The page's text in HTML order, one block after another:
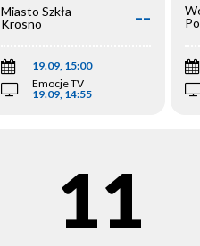
Miasto Szkła
Krosno
--
19.09, 15:00
Emocje TV
19.09, 14:55
11